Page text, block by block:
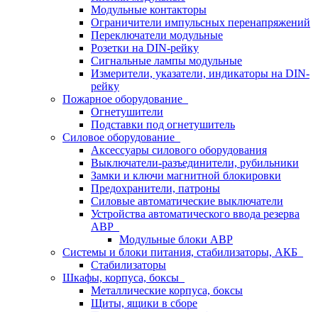
Модульные контакторы
Ограничители импульсных перенапряжений
Переключатели модульные
Розетки на DIN-рейку
Сигнальные лампы модульные
Измерители, указатели, индикаторы на DIN-
рейку
Пожарное оборудование
Огнетушители
Подставки под огнетушитель
Силовое оборудование
Аксессуары силового оборудования
Выключатели-разъединители, рубильники
Замки и ключи магнитной блокировки
Предохранители, патроны
Силовые автоматические выключатели
Устройства автоматического ввода резерва
АВР
Модульные блоки АВР
Системы и блоки питания, стабилизаторы, АКБ
Стабилизаторы
Шкафы, корпуса, боксы
Металлические корпуса, боксы
Щиты, ящики в сборе